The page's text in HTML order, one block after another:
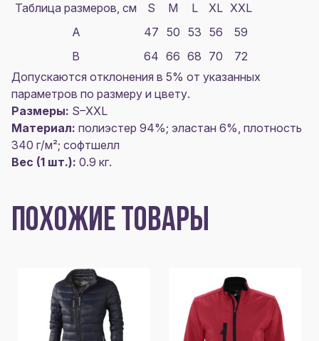
Таблица размеров, см S M L XL XXL
A
47 50 53 56
59
B
64 66 68 70
72
Допускаются отклонения в 5% от указанных
параметров по размеру и цвету.
Размеры: S–XXL
Материал: полиэстер 94%; эластан 6%, плотность
340 г/м²; софтшелл
Вес (1 шт.): 0.9 кг.
ПОХОЖИЕ ТОВАРЫ